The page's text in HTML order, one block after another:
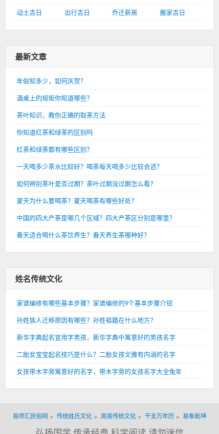
动土吉日
出行吉日 乔迁新居 搬家吉日
最新文章
年俗知多少，如何庆贺？
酒桌上的规矩你知道哪些？
茶叶知识，教你正确的取茶方法
你知道红茶和绿茶的区别吗
红茶和绿茶都有哪些区别？
一天喝多少茶水比较好？喝茶每天喝多少比较合适？
如何辨别茶叶是否过期？茶叶过期没过期怎么看？
夏天为什么要喝茶？夏天喝茶有哪些好处？
中国的四大产茶是哪几个区域？四大产茶区分别是哪里？
春天适合喝什么茶饮养生？春天养生茶哪种好？
姓名传统文化
家谱编修有哪些基本步骤？家谱编修的9个基本步骤介绍
孙姓族人迁移原因有哪些？孙姓祖籍在什么地方？
新华字典起名宜用字男孩，新华字典中寓意好的男孩名字
二胎女宝宝起名技巧是什么？二胎女孩文雅有内涵的名字
女孩带木字旁寓意好的名字，带木字旁的女孩名字大全兔年
易师汇民俗网 传统姓氏文化 周易传统文化 干支万年历 易象乾坤